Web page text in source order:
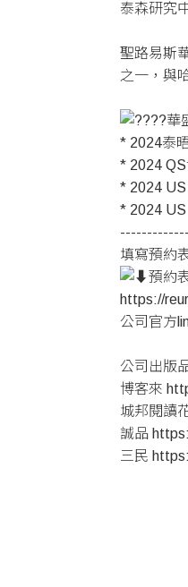
泰森研究
聖路易斯
之一，與
華
* 2024泰
* 2024
* 2024
* 2024
填寫預約
預約
https://
公司官方
公司出版
博客來
城邦閱讀
誠品
三民